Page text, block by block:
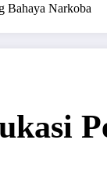
Bahaya Narkoba